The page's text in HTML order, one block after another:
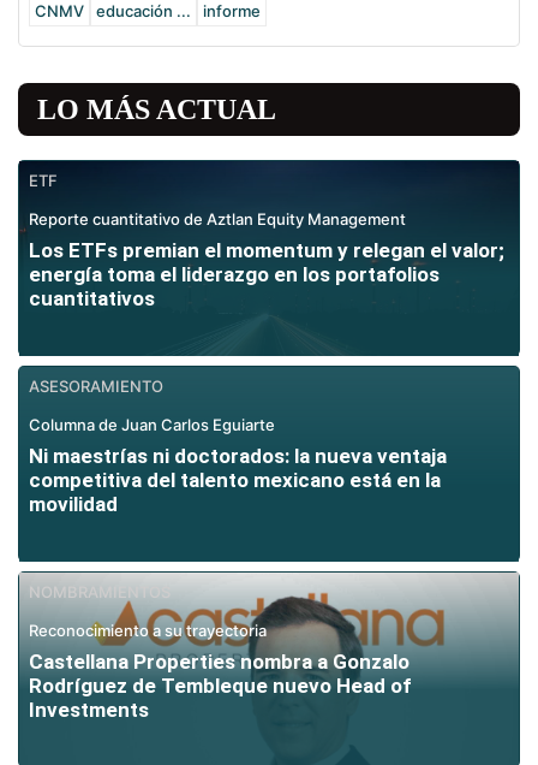
CNMV
educación ... informe
LO MÁS ACTUAL
ETF
Reporte cuantitativo de Aztlan Equity Management
Los ETFs premian el momentum y relegan el valor;
energía toma el liderazgo en los portafolios
cuantitativos
ASESORAMIENTO
Columna de Juan Carlos Eguiarte
Ni maestrías ni doctorados: la nueva ventaja
competitiva del talento mexicano está en la
movilidad
NOMBRAMIENTOS
Reconocimiento a su trayectoria
Castellana Properties nombra a Gonzalo
Rodríguez de Tembleque nuevo Head of
Investments